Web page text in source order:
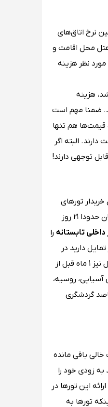
نرخ اتاق‌های
رفت و برگشت هواپیما، هتل محل اقامت و
نظر هزینه
هزینه
ضمنا مهم است
ایام سال حدود 2 برابر است، این اختلاف قیمت‌ها هم تنها
البته اگر
توجهی دارند!
تورهای
تابستانی اروپا هستید، باید حداقل 2 ماه قبل از سفرتان برای رزرو یا خرید تور مورد نظرتان اقدام نمایید. چرا که از این مدت زمان حدودا 21 روز
داخلی تابستانه را
دارید در
تابستان 1403 به کشور ترکیه سفر کنید، بهتر است یک ماه قبل از سفر بلیط رفت و برگشت خود را خریداری کنید و برای رزرو هتل نیز 1 ماه قبل از
آسیایی، روسیه،
گردشگری
باقی مانده
زودی خود را
این تورها در
تورها به